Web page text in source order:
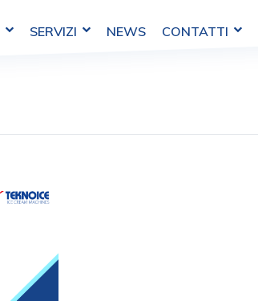
SERVIZI NEWS CONTATTI